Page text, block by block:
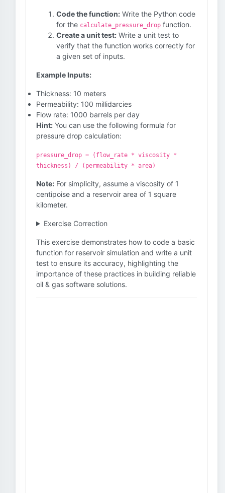
Code the function: Write the Python code
for the calculate_pressure_drop function.
Create a unit test: Write a unit test to
verify that the function works correctly for
a given set of inputs.
Example Inputs:
Thickness: 10 meters
Permeability: 100 millidarcies
Flow rate: 1000 barrels per day
Hint: You can use the following formula for
pressure drop calculation:
pressure_drop = (flow_rate * viscosity *
thickness) / (permeability * area)
Note: For simplicity, assume a viscosity of 1
centipoise and a reservoir area of 1 square
kilometer.
Exercise Correction
This exercise demonstrates how to code a basic
function for reservoir simulation and write a unit
test to ensure its accuracy, highlighting the
importance of these practices in building reliable
oil & gas software solutions.